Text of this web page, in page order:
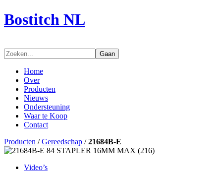
Bostitch NL
Gaan
Home
Over
Producten
Nieuws
Ondersteuning
Waar te Koop
Contact
Producten /Gereedschap /21684B-E
Video’s